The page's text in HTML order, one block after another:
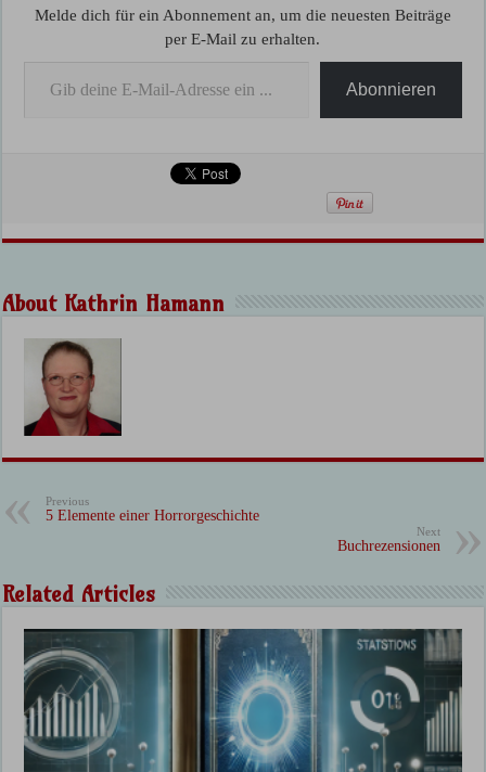
Melde dich für ein Abonnement an, um die neuesten Beiträge
per E-Mail zu erhalten.
Abonnieren
About Kathrin Hamann
Previous
5 Elemente einer Horrorgeschichte
Next
Buchrezensionen
Related Articles